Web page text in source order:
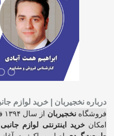
درباره نخجیربان | خرید لوازم
فروشگاه نخجیربان
امکان خرید اینترنتی لوازم